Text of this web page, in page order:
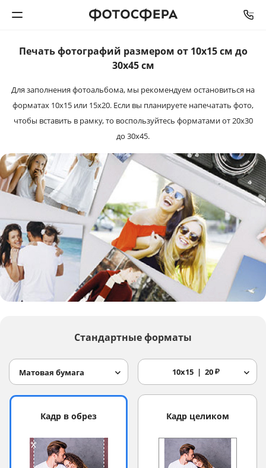
Фотокниги
Календари
Интерьерная печать
Фотоподарки
Багетная мастерская
Полиграфия
Услуги и сервис
Печать фотографий размером от 10х15 см до
30х45 см
Для заполнения фотоальбома, мы рекомендуем остановиться на
форматах 10х15 или 15х20. Если вы планируете напечатать фото,
чтобы вставить в рамку, то воспользуйтесь форматами от 20х30
до 30х45.
Стандартные форматы
Матовая бумага 10x15 20₽
Кадр в обрез Кадр целиком